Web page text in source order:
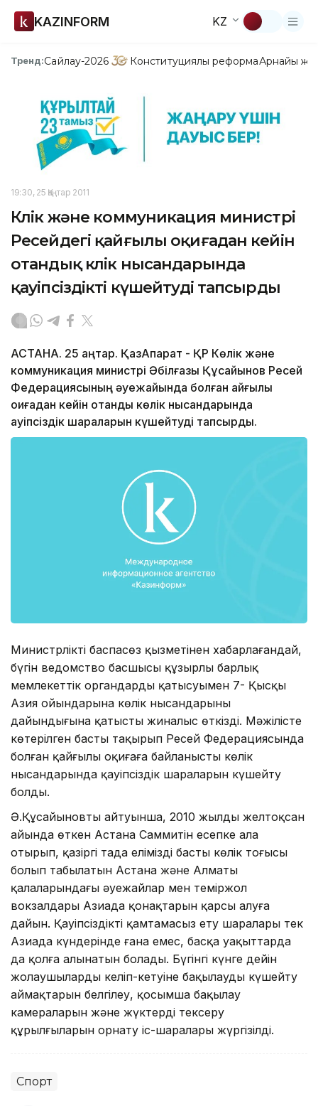
KAZINFORM KZ
Тренд:Сайлау-2026 Конституциялық реформаАрнайы
19:30, 25 Қаңтар 2011
Көлік және коммуникация министрі
Ресейдегі қайғылы оқиғадан кейін
отандық көлік нысандарында
қауіпсіздікті күшейтуді тапсырды
АСТАНА. 25 қаңтар. ҚазАқпарат - ҚР Көлік және
коммуникация министрі Әбілғазы Құсайынов Ресей
Федерациясының әуежайында болған қайғылы
оқиғадан кейін отандық көлік нысандарында
қауіпсіздік шараларын күшейтуді тапсырды.
Министрліктің баспасөз қызметінен хабарлағандай,
бүгін ведомство басшысы құзырлы барлық
мемлекеттік органдардың қатысуымен 7- Қысқы
Азия ойындарына көлік нысандарының
дайындығына қатысты жиналыс өткізді. Мәжілісте
көтерілген басты тақырып Ресей Федерациясында
болған қайғылы оқиғаға байланысты көлік
нысандарында қауіпсіздік шараларын күшейту
болды.
Ә.Құсайыновтың айтуынша, 2010 жылдың желтоқсан
айында өткен Астана Саммитін есепке ала
отырып, қазіргі таңда еліміздің басты көлік тоғысы
болып табылатын Астана және Алматы
қалаларындағы әуежайлар мен теміржол
вокзалдары Азиада қонақтарын қарсы алуға
дайын. Қауіпсіздікті қамтамасыз ету шаралары тек
Азиада күндерінде ғана емес, басқа уақыттарда
да қолға алынатын болады. Бүгінгі күнге дейін
жолаушылардың келіп-кетуіне бақылауды күшейту
аймақтарын белгілеу, қосымша бақылау
камераларын және жүктерді тексеру
құрылғыларын орнату іс-шаралары жүргізілді.
Спорт